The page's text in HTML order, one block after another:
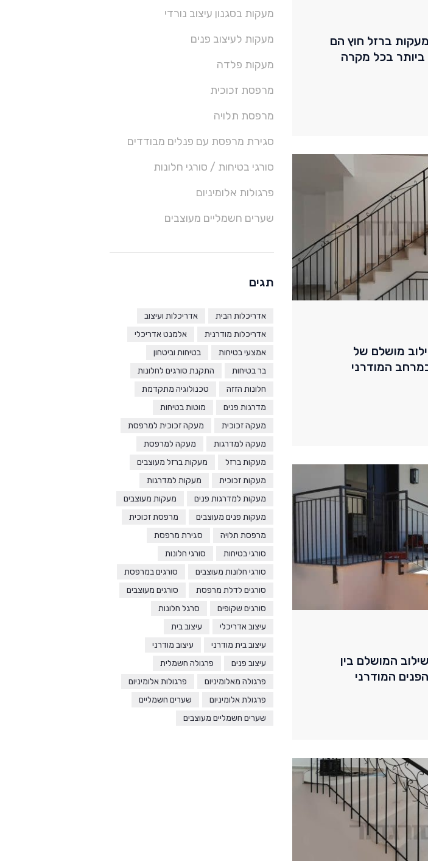
ברזל חוץ הם
ביותר בכל מקרה
מושלם של
המודרני
המושלם בין
המודרני
מעקות בסגנון עיצוב נורדי
מעקות לעיצוב פנים
מעקות פלדה
מרפסת זכוכית
מרפסת תלויה
סגירת מרפסת עם פנלים מבודדים
סורגי בטיחות / סורגי חלונות
פרגולות אלומיניום
שערים חשמליים מעוצבים
תגים
אדריכלות הבית
אדריכלות ועיצוב
אדריכלות מודרנית
אלמנט אדריכלי
אמצעי בטיחות
בטיחות וביטחון
בר בטיחות
התקנת סורגים לחלונות
חלונות הזזה
טכנולוגיה מתקדמת
מדרגות פנים
מוטות בטיחות
מעקה זכוכית
מעקה זכוכית למרפסת
מעקה למדרגות
מעקה למרפסת
מעקות ברזל
מעקות ברזל מעוצבים
מעקות זכוכית
מעקות למדרגות
מעקות למדרגות פנים
מעקות מעוצבים
מעקות פנים מעוצבים
מרפסת זכוכית
מרפסת תלויה
סגירת מרפסת
סורגי בטיחות
סורגי חלונות
סורגי חלונות מעוצבים
סורגים במרפסת
סורגים לדלת מרפסת
סורגים מעוצבים
סורגים שקופים
סרגל חלונות
עיצוב אדריכלי
עיצוב בית
עיצוב בית מודרני
עיצוב מודרני
עיצוב פנים
פרגולה חשמלית
פרגולה מאלומיניום
פרגולות אלומיניום
פרגולת אלומיניום
שערים חשמליים
שערים חשמליים מעוצבים